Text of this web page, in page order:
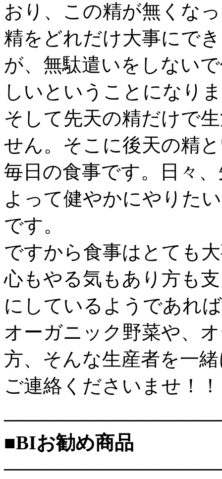
おり、この精が無くな
精をどれだけ大事にで
が、無駄遣いをしない
しいということになり
そして先天の精だけで
せん。そこに後天の精
毎日の食事です。日々
よって健やかにやりた
です。
ですから食事はとても
心もやる気もあり方も
にしているようであれ
オーガニック野菜や、
方、そんな生産者を一
ご連絡くださいませ！！
■BIお勧め商品